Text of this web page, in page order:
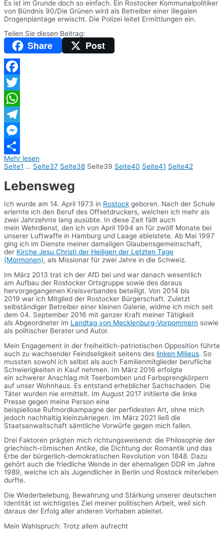
Es ist im Grunde doch so einfach. Ein Rostocker Kommunalpolitiker
von Bündnis 90/Die Grünen wird als Betreiber einer illegalen
Drogenplantage erwischt. Die Polizei leitet Ermittlungen ein.
Teilen Sie diesen Beitrag:
Share Post
Facebook
Twitter
WhatsApp
Telegram
Messenger
Teilen
Mehr lesen
Seite1 … Seite37 Seite38 Seite39 Seite40 Seite41 Seite42
Lebensweg
Ich wurde am 14. April 1973 in Rostock geboren. Nach der Schule
erlernte ich den Beruf des Offsetdruckers, welchen ich mehr als
zwei Jahrzehnte lang ausübte. In diese Zeit fällt auch
mein Wehrdienst, den ich von April 1994 an für zwölf Monate bei
unserer Luftwaffe in Hamburg und Laage ableistete. Ab Mai 1997
ging ich im Dienste meiner damaligen Glaubensgemeinschaft,
der Kirche Jesu Christi der Heiligen der Letzten Tage
(Mormonen), als Missionar für zwei Jahre in die Schweiz.
Im März 2013 trat ich der AfD bei und war danach wesentlich
am Aufbau der Rostocker Ortsgruppe sowie des daraus
hervorgegangenen Kreisverbandes beteiligt. Von 2014 bis
2019 war ich Mitglied der Rostocker Bürgerschaft. Zuletzt
selbständiger Betreiber einer kleinen Galerie, widme ich mich seit
dem 04. September 2016 mit ganzer Kraft meiner Tätigkeit
als Abgeordneter im Landtag von Mecklenburg-Vorpommern sowie
als politischer Berater und Autor.
Mein Engagement in der freiheitlich-patriotischen Opposition führte
auch zu wachsender Feindseligkeit seitens des linken Milieus. So
mussten sowohl ich selbst als auch Familienmitglieder berufliche
Schwierigkeiten in Kauf nehmen. Im März 2016 erfolgte
ein schwerer Anschlag mit Teerbomben und Farbsprengkörpern
auf unser Wohnhaus. Es entstand erheblicher Sachschaden. Die
Täter wurden nie ermittelt. Im August 2017 initiierte die linke
Presse gegen meine Person eine
beispiellose Rufmordkampagne der perfidesten Art, ohne mich
jedoch nachhaltig kleinzukriegen. Im März 2021 ließ die
Staatsanwaltschaft sämtliche Vorwürfe gegen mich fallen.
Drei Faktoren prägten mich richtungsweisend: die Philosophie der
griechisch-römischen Antike, die Dichtung der Romantik und das
Erbe der bürgerlich-demokratischen Revolution von 1848. Dazu
gehört auch die friedliche Wende in der ehemaligen DDR im Jahre
1989, welche ich als Jugendlicher in Berlin und Rostock miterleben
durfte.
Die Wiederbelebung, Bewahrung und Stärkung unserer deutschen
Identität ist wichtigstes Ziel meiner politischen Arbeit, weil sich
daraus der Erfolg aller anderen Vorhaben ableitet.
Mein Wahlspruch: Trotz allem aufrecht